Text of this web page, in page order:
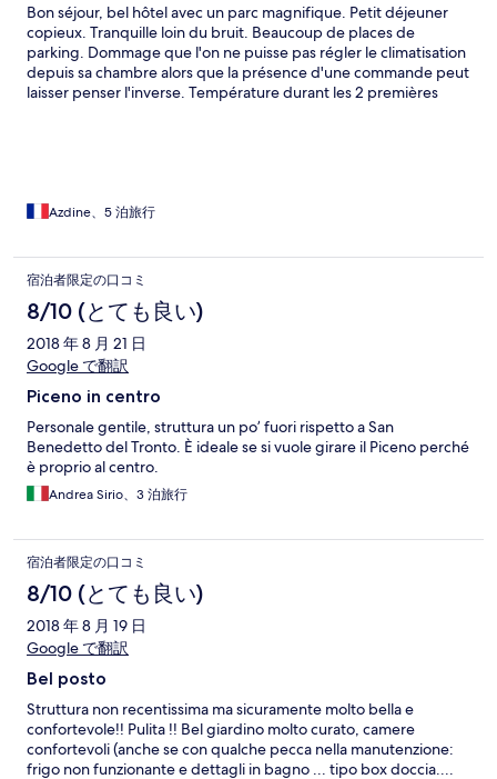
Bon séjour, bel hôtel avec un parc magnifique. Petit déjeuner
copieux. Tranquille loin du bruit. Beaucoup de places de
parking. Dommage que l'on ne puisse pas régler le climatisation
depuis sa chambre alors que la présence d'une commande peut
laisser penser l'inverse. Température durant les 2 premières
Azdine、5 泊旅行
宿泊者限定の口コミ
8/10 (とても良い)
2018 年 8 月 21 日
Google で翻訳
Piceno in centro
Personale gentile, struttura un po’ fuori rispetto a San
Benedetto del Tronto. È ideale se si vuole girare il Piceno perché
è proprio al centro.
Andrea Sirio、3 泊旅行
宿泊者限定の口コミ
8/10 (とても良い)
2018 年 8 月 19 日
Google で翻訳
Bel posto
Struttura non recentissima ma sicuramente molto bella e
confortevole!! Pulita !! Bel giardino molto curato, camere
confortevoli (anche se con qualche pecca nella manutenzione:
frigo non funzionante e dettagli in bagno ... tipo box doccia....